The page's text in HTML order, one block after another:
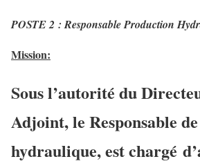
POSTE 2 : Responsable Production
Mission:
Sous l’autorité du
Adjoint, le Responsable
hydraulique, est chargé